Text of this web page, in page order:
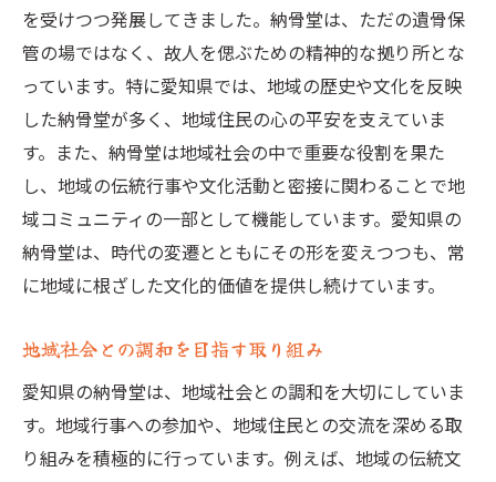
を受けつつ発展してきました。納骨堂は、ただの遺骨保
管の場ではなく、故人を偲ぶための精神的な拠り所とな
っています。特に愛知県では、地域の歴史や文化を反映
した納骨堂が多く、地域住民の心の平安を支えていま
す。また、納骨堂は地域社会の中で重要な役割を果た
し、地域の伝統行事や文化活動と密接に関わることで地
域コミュニティの一部として機能しています。愛知県の
納骨堂は、時代の変遷とともにその形を変えつつも、常
に地域に根ざした文化的価値を提供し続けています。
地域社会との調和を目指す取り組み
愛知県の納骨堂は、地域社会との調和を大切にしていま
す。地域行事への参加や、地域住民との交流を深める取
り組みを積極的に行っています。例えば、地域の伝統文